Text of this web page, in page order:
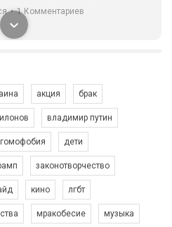
та не можемо зустрінеться, ми
поділяє цінності рівності та
нас. Регіональні підрозділи
• 1 Комментариев
Зупинимо насильство проти ЛГБТ в Україні! Stop violence against LGBT in Ukraine!
акция брак
владимир путин
гомофобия дети
законотворчество
кино лгбт
мракобесие музыка